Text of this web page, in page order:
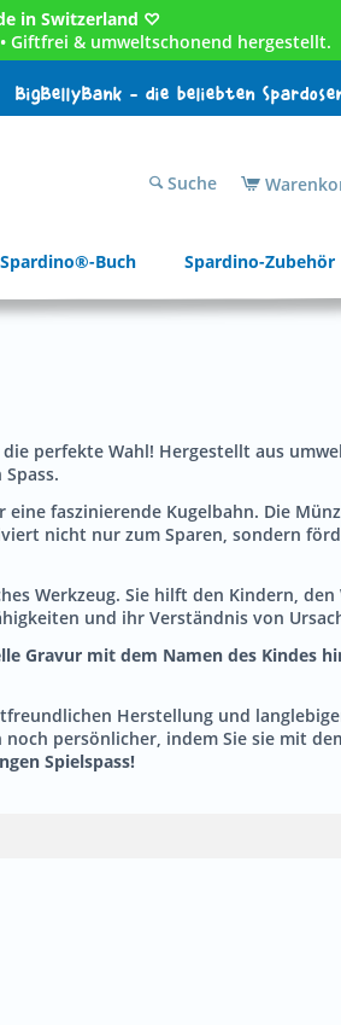
in Switzerland ♡
Giftfrei & umweltschonend hergestellt.
BigBellyBank - die beliebten
Suche
Buch Spardino-Zubehör
die perfekte Wahl! Hergestellt aus
faszinierende Kugelbahn. Die
nicht nur zum Sparen, sondern
Werkzeug. Sie hilft den Kindern,
und ihr Verständnis von
Gravur mit dem Namen des Kindes
Herstellung und
persönlicher, indem Sie sie mit
Spielspass!